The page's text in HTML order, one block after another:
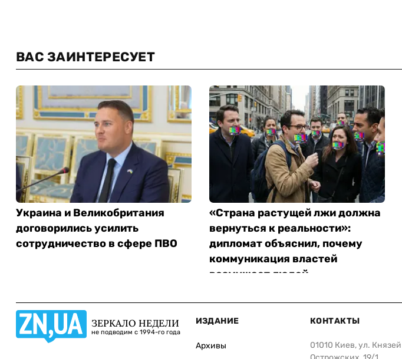
ВАС ЗАИНТЕРЕСУЕТ
Украина и Великобритания
договорились усилить
сотрудничество в сфере ПВО
«Страна растущей лжи должна
вернуться к реальности»:
дипломат объяснил, почему
коммуникация властей
возмущает людей
ЗЕРКАЛО НЕДЕЛИ
не подводим с 1994-го года
ИЗДАНИЕ
Архивы
КОНТАКТЫ
01010 Киев, ул. Князей